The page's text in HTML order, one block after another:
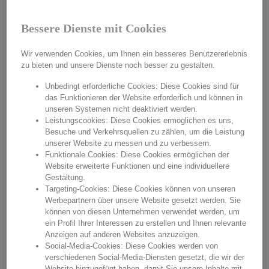
Handmade in Germany
Aus hochwertigstem Kristallglas werden in aufwendiger Handarbeit
"Made in Germany" einzigartige Unikate hergestellt. Mit jedem
Produkt erwerben Sie pures Handwerk in einer einzigartigen Qualität
und einem unvergleichbaren Glanz. Überzeugen Sie sich von
Arnstadt Kristall, überzeugen Sie sich von unserer Qualität.
Hersteller:Arnstadt Kristall GmbH
Anschrift: Bierweg 27, 99310 Arnstadt, Thüringen, Deutschland
E-Mail: verkauf@arnstadtkristall-shop.de
Tel. 0049 (0) 3628 - 66 00 33
Bessere Dienste mit Cookies
Wir verwenden Cookies, um Ihnen ein besseres Benutzererlebnis
zu bieten und unsere Dienste noch besser zu gestalten.
Unbedingt erforderliche Cookies: Diese Cookies sind für
das Funktionieren der Website erforderlich und können in
unseren Systemen nicht deaktiviert werden.
Leistungscookies: Diese Cookies ermöglichen es uns,
Besuche und Verkehrsquellen zu zählen, um die Leistung
unserer Website zu messen und zu verbessern.
Funktionale Cookies: Diese Cookies ermöglichen der
Website erweiterte Funktionen und eine individuellere
Gestaltung.
Targeting-Cookies: Diese Cookies können von unseren
Werbepartnern über unsere Website gesetzt werden. Sie
können von diesen Unternehmen verwendet werden, um
ein Profil Ihrer Interessen zu erstellen und Ihnen relevante
Anzeigen auf anderen Websites anzuzeigen.
Social-Media-Cookies: Diese Cookies werden von
verschiedenen Social-Media-Diensten gesetzt, die wir der